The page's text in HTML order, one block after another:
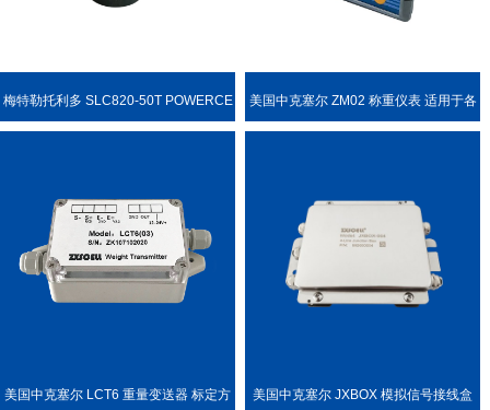
梅特勒托利多 SLC820-50T POWERCE 美国中克塞尔 ZM02 称重仪表 适用于各
美国中克塞尔 LCT6 重量变送器 标定方 美国中克塞尔 JXBOX 模拟信号接线盒